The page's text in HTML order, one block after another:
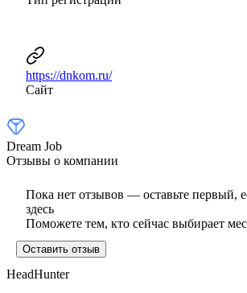
https://dnkom.ru/
Сайт
Dream Job
Отзывы о компании
Пока нет отзывов — оставьте первый,
здесь
Поможете тем, кто сейчас выбирает
Оставить отзыв
HeadHunter